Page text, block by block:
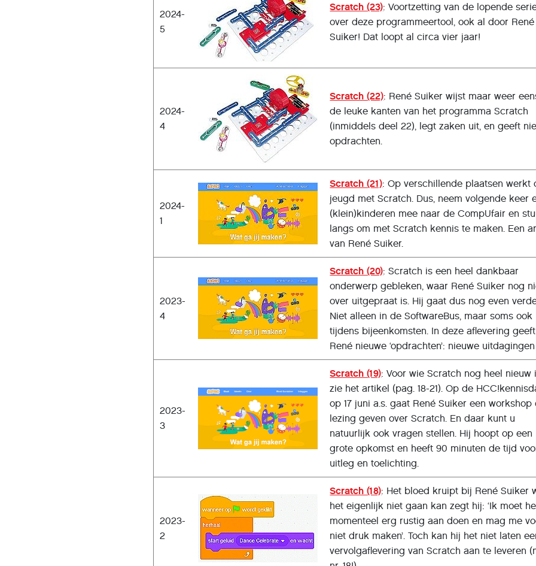
2024-
5
Scratch (23): Voortzetting van de lopende
over deze programmeertool, ook al door René
Suiker! Dat loopt al circa vier jaar!
2024-
4
Scratch (22): René Suiker wijst maar weer
de leuke kanten van het programma Scratch
(inmiddels deel 22), legt zaken uit, en geeft
opdrachten.
2024-
1
Scratch (21): Op verschillende plaatsen werkt
jeugd met Scratch. Dus, neem volgende keer
(klein)kinderen mee naar de CompUfair en
langs om met Scratch kennis te maken. Een
van René Suiker.
2023-
4
Scratch (20): Scratch is een heel dankbaar
onderwerp gebleken, waar René Suiker nog
over uitgepraat is. Hij gaat dus nog even
Niet alleen in de SoftwareBus, maar soms ook
tijdens bijeenkomsten. In deze aflevering geeft
René nieuwe ‘opdrachten’: nieuwe
2023-
3
Scratch (19): Voor wie Scratch nog heel nieuw
zie het artikel (pag. 18-21). Op de
op 17 juni a.s. gaat René Suiker een workshop
lezing geven over Scratch. En daar kunt u
natuurlijk ook vragen stellen. Hij hoopt op een
grote opkomst en heeft 90 minuten de tijd
uitleg en toelichting.
2023-
2
Scratch (18): Het bloed kruipt bij René Suiker
het eigenlijk niet gaan kan zegt hij: ‘Ik moet
momenteel erg rustig aan doen en mag me
niet druk maken’. Toch kan hij het niet laten
vervolgaflevering van Scratch aan te leveren